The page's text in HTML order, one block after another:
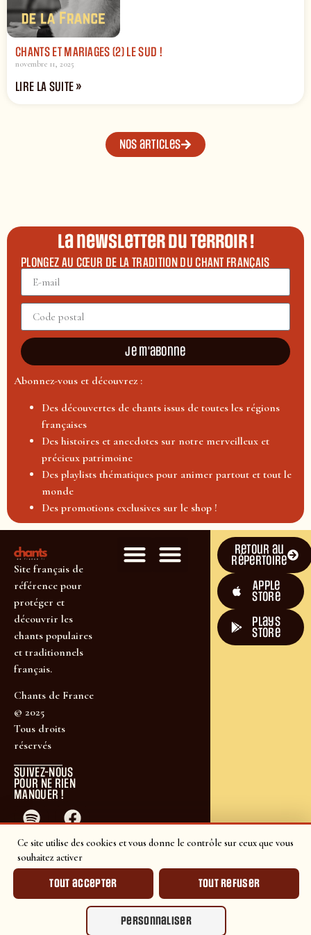
Ce site utilise des cookies et vous donne le contrôle sur ceux que vous
souhaitez activer
Tout accepter Tout refuser
Personnaliser
CHANTS ET MARIAGES (2) LE SUD !
novembre 11, 2025
LIRE LA SUITE »
Nos articles
La newsletter du terroir !
PLONGEZ AU CŒUR DE LA TRADITION DU CHANT FRANÇAIS
Je m'abonne
Abonnez-vous et découvrez :
Des découvertes de chants issus de toutes les régions
françaises
Des histoires et anecdotes sur notre merveilleux et
précieux patrimoine
Des playlists thématiques pour animer partout et tout le
monde
Des promotions exclusives sur le shop !
Site français de
référence pour
protéger et
découvrir les
chants populaires
et traditionnels
français.
Chants de France
© 2025
Tous droits
réservés
SUIVEZ-NOUS
POUR NE RIEN
MANQUER !
Retour au
répertoire
Apple
Store
plays
store